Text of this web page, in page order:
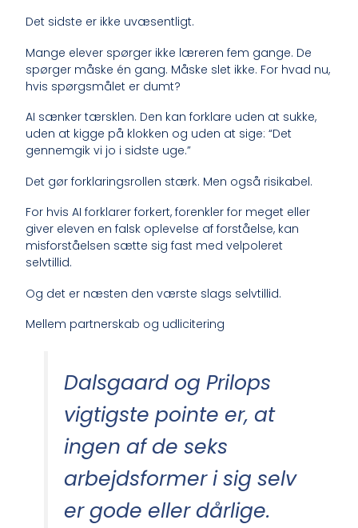
Det sidste er ikke uvæsentligt.
Mange elever spørger ikke læreren fem gange. De
spørger måske én gang. Måske slet ikke. For hvad nu,
hvis spørgsmålet er dumt?
AI sænker tærsklen. Den kan forklare uden at sukke,
uden at kigge på klokken og uden at sige: “Det
gennemgik vi jo i sidste uge.”
Det gør forklaringsrollen stærk. Men også risikabel.
For hvis AI forklarer forkert, forenkler for meget eller
giver eleven en falsk oplevelse af forståelse, kan
misforståelsen sætte sig fast med velpoleret
selvtillid.
Og det er næsten den værste slags selvtillid.
Mellem partnerskab og udlicitering
Dalsgaard og Prilops
vigtigste pointe er, at
ingen af de seks
arbejdsformer i sig selv
er gode eller dårlige.